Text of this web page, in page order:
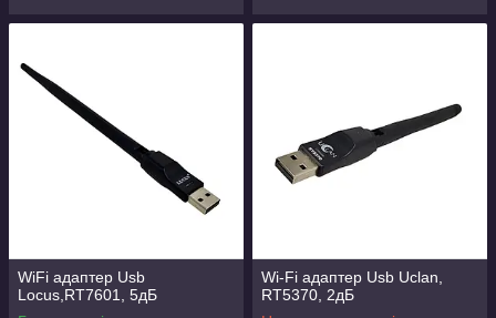
WiFi адаптер Usb
Locus,RT7601, 5дБ
Wi-Fi адаптер Usb Uclan,
RT5370, 2дБ